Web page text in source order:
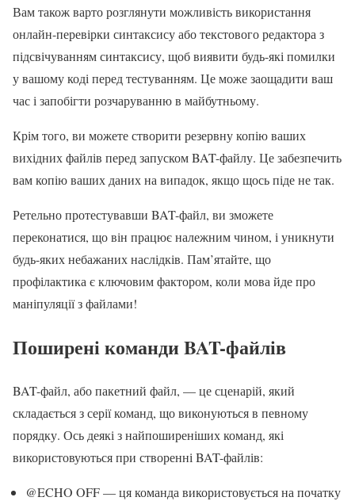
Вам також варто розглянути можливість використання
онлайн-перевірки синтаксису або текстового редактора з
підсвічуванням синтаксису, щоб виявити будь-які помилки
у вашому коді перед тестуванням. Це може заощадити ваш
час і запобігти розчаруванню в майбутньому.
Крім того, ви можете створити резервну копію ваших
вихідних файлів перед запуском BAT-файлу. Це забезпечить
вам копію ваших даних на випадок, якщо щось піде не так.
Ретельно протестувавши BAT-файл, ви зможете
переконатися, що він працює належним чином, і уникнути
будь-яких небажаних наслідків. Пам’ятайте, що
профілактика є ключовим фактором, коли мова йде про
маніпуляції з файлами!
Поширені команди BAT-файлів
BAT-файл, або пакетний файл, — це сценарій, який
складається з серії команд, що виконуються в певному
порядку. Ось деякі з найпоширеніших команд, які
використовуються при створенні BAT-файлів:
@ECHO OFF — ця команда використовується на початку